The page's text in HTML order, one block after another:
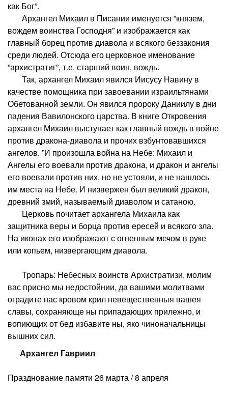
как Бог”.
Архангел Михаил в Писании именуется ”князем,
вождем воинства Господня” и изображается как
главный борец против диавола и всякого беззакония
среди людей. Отсюда его церковное именование
”архистратиг”, т.е. старший воин, вождь.
Так, архангел Михаил явился Иисусу Навину в
качестве помощника при завоевании израильтянами
Обетованной земли. Он явился пророку Даниилу в дни
падения Вавилонского царства. В книге Откровения
архангел Михаил выступает как главный вождь в войне
против дракона-диавола и прочих взбунтовавшихся
ангелов. ”И произошла война на Небе: Михаил и
Ангелы его воевали против дракона, и дракон и ангелы
его воевали против них, но не устояли, и не нашлось
им места на Небе. И низвержен был великий дракон,
древний змий, называемый диаволом и сатаною.
Церковь почитает архангела Михаила как
защитника веры и борца против ересей и всякого зла.
На иконах его изображают с огненным мечом в руке
или копьем, низвергающим диавола.
Тропарь: Небесных воинств Архистратизи, молим
вас присно мы недостойнии, да вашими молитвами
оградите нас кровом крил невещественныя вашея
славы, сохраняюще ны припадающих прилежно, и
вопиющих от бед избавите ны, яко чиноначальницы
вышних сил.
Архангел Гавриил
Празднование памяти 26 марта / 8 апреля